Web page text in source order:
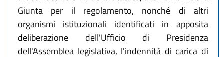
Giunta per il regolamento, nonché di altri
organismi istituzionali identificati in apposita
deliberazione dell'Ufficio di Presidenza
dell'Assemblea legislativa, l'indennità di carica di